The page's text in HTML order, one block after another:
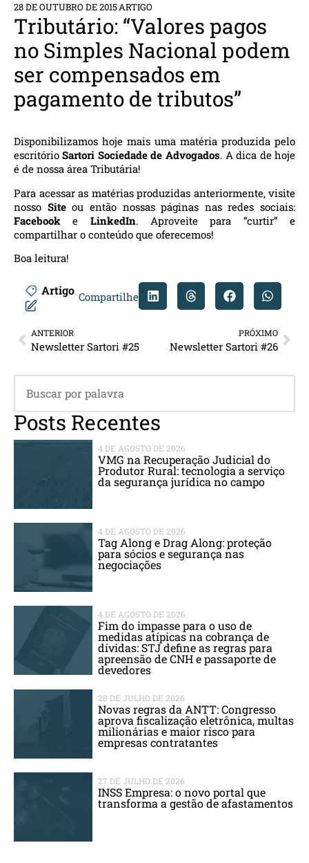
28 DE OUTUBRO DE 2015ARTIGO
Tributário: “Valores pagos
no Simples Nacional podem
ser compensados em
pagamento de tributos”
Disponibilizamos hoje mais uma matéria produzida pelo
escritórioSartori Sociedade de Advogados. A dica de hoje
é de nossa área Tributária!
Para acessar as matérias produzidas anteriormente, visite
nosso Siteou então nossas páginas nas redes sociais:
Facebooke LinkedIn. Aproveite para “curtir” e
compartilhar o conteúdo que oferecemos!
Boa leitura!
Artigo Compartilhe
ANTERIOR
Newsletter Sartori #25
PRÓXIMO
Newsletter Sartori #26
Posts Recentes
4 DE AGOSTO DE 2026
VMG na Recuperação Judicial do
Produtor Rural: tecnologia a serviço
da segurança jurídica no campo
4 DE AGOSTO DE 2026
Tag Along e Drag Along: proteção
para sócios e segurança nas
negociações
4 DE AGOSTO DE 2026
Fim do impasse para o uso de
medidas atípicas na cobrança de
dívidas: STJ define as regras para
apreensão de CNH e passaporte de
devedores
28 DE JULHO DE 2026
Novas regras da ANTT: Congresso
aprova fiscalização eletrônica, multas
milionárias e maior risco para
empresas contratantes
27 DE JULHO DE 2026
INSS Empresa: o novo portal que
transforma a gestão de afastamentos